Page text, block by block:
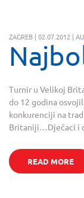
ZAGREB | 02.07.2012 |
Turnir u Velikoj
do 12 godina
konkurenciji na
Britaniji…Dječaci i
READ MORE